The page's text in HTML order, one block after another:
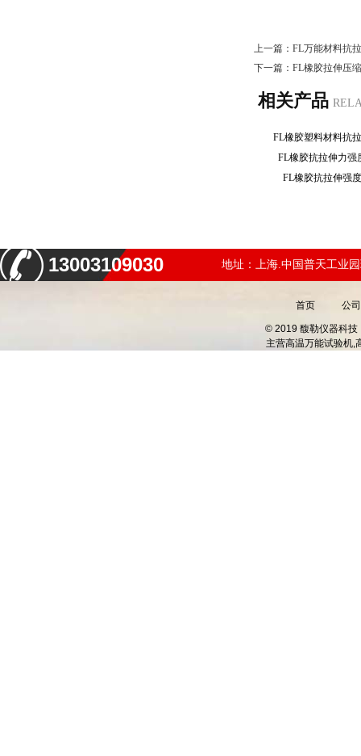
上一篇： FL万能材料抗
下一篇： FL橡胶拉伸压
相关产品
FL橡胶塑料材料抗
FL橡胶抗拉伸力
FL橡胶抗拉伸强
13003109030 地址：上海.中国普天工业
首页 公
© 2019 馥勒仪器科技
主营高温万能试验机,